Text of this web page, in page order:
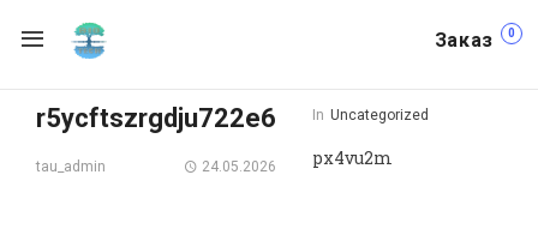
Заказ 0
r5ycftszrgdju722e6
tau_admin 24.05.2026
In Uncategorized
px4vu2m